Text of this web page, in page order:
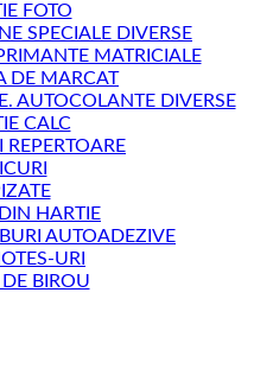
FOTO
SPECIALE DIVERSE
MATRICIALE
DE MARCAT
AUTOCOLANTE DIVERSE
CALC
REPERTOARE
HARTIE
AUTOADEZIVE
URI
BIROU